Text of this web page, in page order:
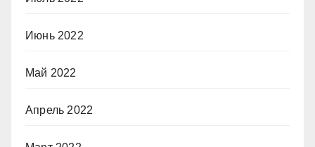
Июнь 2022
Май 2022
Апрель 2022